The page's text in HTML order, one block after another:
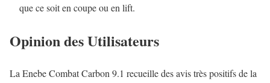
que ce soit en coupe ou en lift.
Opinion des Utilisateurs
La Enebe Combat Carbon 9.1 recueille des avis très positifs de la